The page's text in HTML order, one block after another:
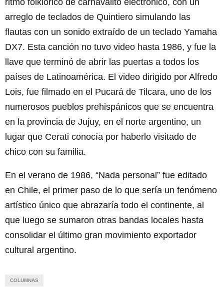
arreglo de teclados de Quintiero simulando las
flautas con un sonido extraído de un teclado Yamaha
DX7. Esta canción no tuvo video hasta 1986, y fue la
llave que terminó de abrir las puertas a todos los
países de Latinoamérica. El video dirigido por Alfredo
Lois, fue filmado en el Pucará de Tilcara, uno de los
numerosos pueblos prehispánicos que se encuentra
en la provincia de Jujuy, en el norte argentino, un
lugar que Cerati conocía por haberlo visitado de
chico con su familia.
En el verano de 1986, “Nada personal” fue editado
en Chile, el primer paso de lo que sería un fenómeno
artístico único que abrazaría todo el continente, al
que luego se sumaron otras bandas locales hasta
consolidar el último gran movimiento exportador
cultural argentino.
COLUMNAS